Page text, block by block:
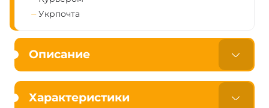
Укрпочта
Описание
Характеристики